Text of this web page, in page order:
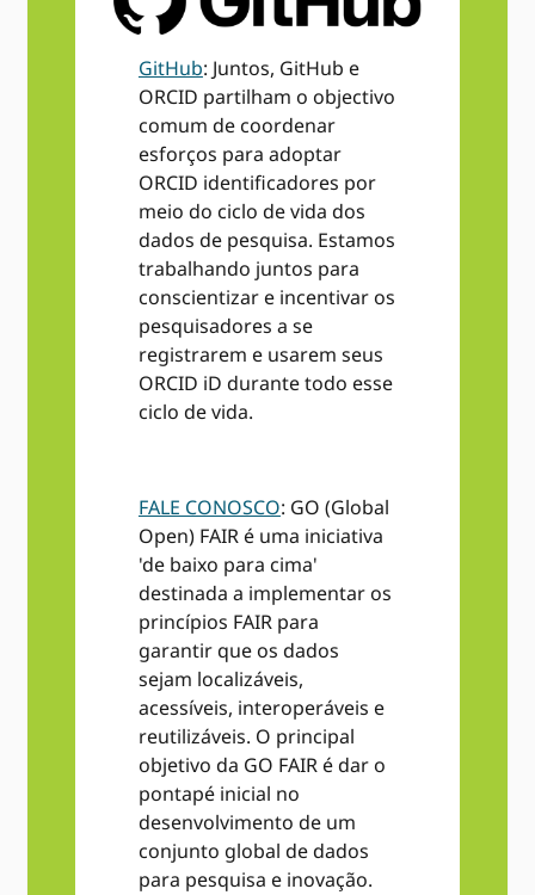
GitHub: Juntos, GitHub e
ORCID partilham o objectivo
comum de coordenar
esforços para adoptar
ORCID identificadores por
meio do ciclo de vida dos
dados de pesquisa. Estamos
trabalhando juntos para
conscientizar e incentivar os
pesquisadores a se
registrarem e usarem seus
ORCID iD durante todo esse
ciclo de vida.
FALE CONOSCO: GO (Global
Open) FAIR é uma iniciativa
'de baixo para cima'
destinada a implementar os
princípios FAIR para
garantir que os dados
sejam localizáveis,
acessíveis, interoperáveis ​​e
reutilizáveis. O principal
objetivo da GO FAIR é dar o
pontapé inicial no
desenvolvimento de um
conjunto global de dados
para pesquisa e inovação.